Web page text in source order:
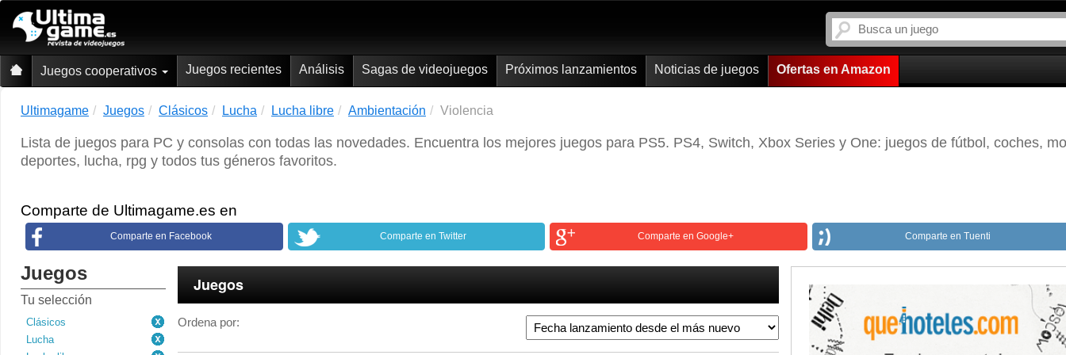
Juegos cooperativos Juegos recientes Análisis Sagas de videojuegos Próximos lanzamientos Noticias de juegos Ofertas en Amazon
Ultimagame Juegos Clásicos Lucha Lucha libre Ambientación Violencia
Lista de juegos para PC y consolas con todas las novedades. Encuentra los mejores juegos para PS5. PS4, Switch, Xbox Series y One: juegos de fútbol, coches,
deportes, lucha, rpg y todos tus géneros favoritos.
Comparte de Ultimagame.es en
Comparte en Facebook Comparte en Twitter Comparte en Google+ Comparte en Tuenti
Juegos
Tu selección
Clásicos
Lucha
Juegos
Ordena por: